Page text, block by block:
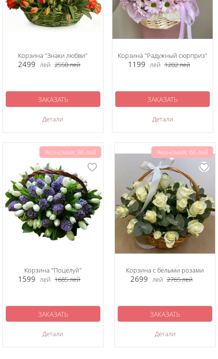
Корзина "Знаки любви"
2499 лей 2550лей
Детали
ЗАКАЗАТЬ
Корзина "Радужный сюрприз"
1199 лей 1202лей
Детали
ЗАКАЗАТЬ
Экономия: 86 лей
Корзина "Поцелуй"
1599 лей 1685лей
Детали
ЗАКАЗАТЬ
Экономия: 66 лей
Корзина с белыми розами
2699 лей 2765лей
Детали
ЗАКАЗАТЬ